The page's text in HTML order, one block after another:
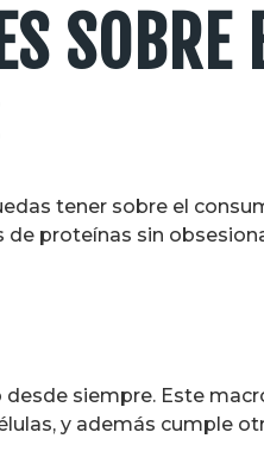
SOBRE
tener sobre el
proteínas sin
siempre. Este
y además cumple